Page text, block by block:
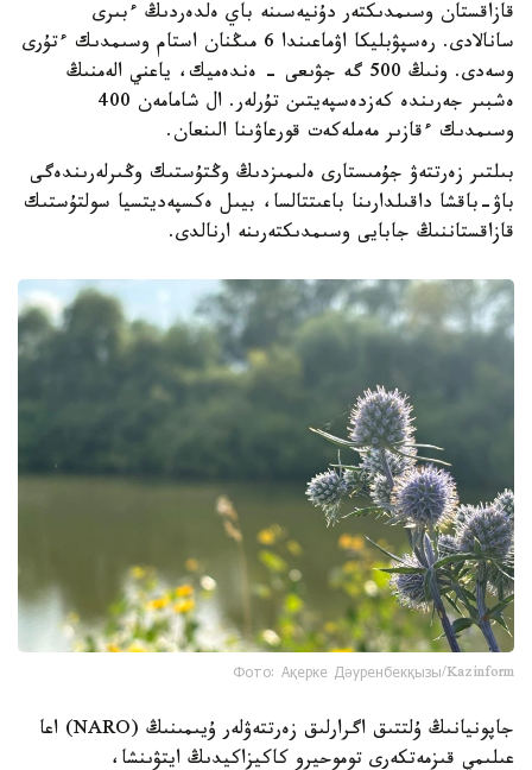
قازاقستان وسىمدىكتەر دۇنيەسىنە باي ەلدەردىڭ ءبىرى
سانالادى. رەسپۋبليكا اۋماعىندا 6 مىڭنان استام وسىمدىك ءتۇرى
وسەدى. ونىڭ 500 گە جۋىعى - ەندەميك، ياعني الەمنىڭ
ەشبىر جەرىندە كەزدەسپەيتىن تۇرلەر. ال شامامەن 400
وسىمدىك ءقازىر مەملەكەت قورعاۋىنا الىنعان.
بىلتىر زەرتتەۋ جۇمىستارى ەلىمىزدىڭ وڭتۇستىك وڭىرلەرىندەگى
باۋ-باقشا داقىلدارىنا باعىتتالسا، بيىل ەكسپەديتسيا سولتۇستىك
قازاقستاننىڭ جابايى وسىمدىكتەرىنە ارنالدى.
Фото: Ақерке Дәуренбекқызы/Kazinform
جاپونيانىڭ ۇلتتىق اگرارلىق زەرتتەۋلەر ۇيىمىنىڭ (NARO) اعا
عىلىمي قىزمەتكەرى توموحيرو كاكيزاكيدىڭ ايتۋىنشا،